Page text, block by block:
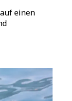
einen